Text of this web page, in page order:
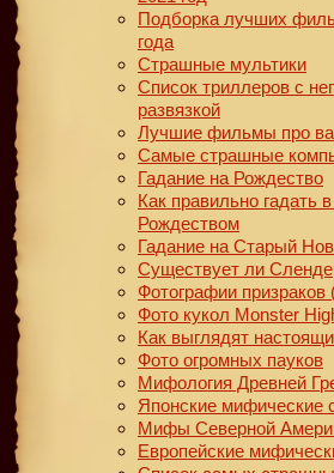
Подборка лучших
года
Страшные мультики
Список триллеров с
развязкой
Лучшие фильмы про
Самые страшные
Гадание на Рождество
Как правильно гадать
Рождеством
Гадание на Старый
Существует ли
Фотографии призраков
Фото кукол Monster
Как выглядят
Фото огромных пауков
Мифология Древней
Японские мифические
Мифы Северной
Европейские